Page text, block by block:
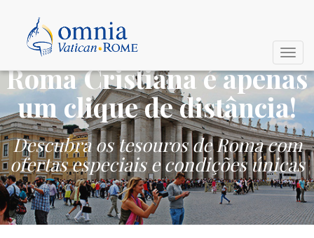
Roma Cristiana é apenas
um clique de distância!
Descubra os tesouros de Roma com
ofertas especiais e condições únicas